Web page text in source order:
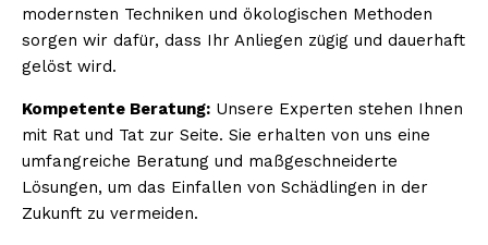
modernsten Techniken und ökologischen Methoden
sorgen wir dafür, dass Ihr Anliegen zügig und dauerhaft
gelöst wird.
Kompetente Beratung: Unsere Experten stehen Ihnen
mit Rat und Tat zur Seite. Sie erhalten von uns eine
umfangreiche Beratung und maßgeschneiderte
Lösungen, um das Einfallen von Schädlingen in der
Zukunft zu vermeiden.